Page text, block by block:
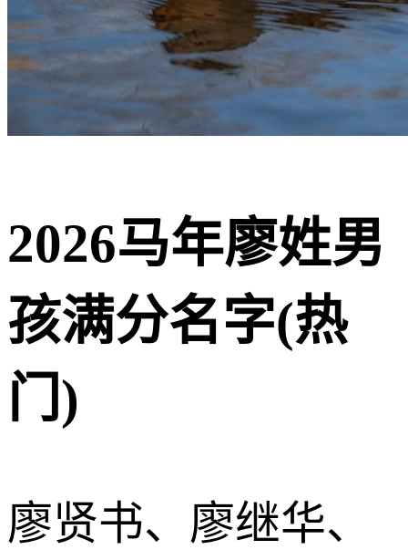
2026马年廖姓男
孩满分名字(热
门)
廖贤书、廖继华、